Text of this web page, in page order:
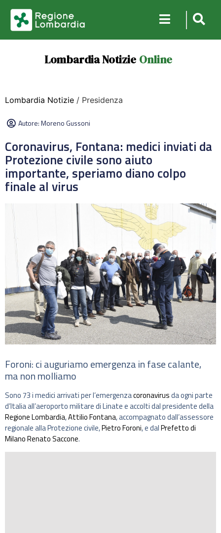
Lombardia Notizie Online
Lombardia Notizie / Presidenza
Autore:Moreno Gussoni
Coronavirus, Fontana: medici inviati da
Protezione civile sono aiuto
importante, speriamo diano colpo
finale al virus
Foroni: ci auguriamo emergenza in fase calante,
ma non molliamo
Sono 73 i medici arrivati per l’emergenzacoronavirusda ogni parte
d’Italia all’aeroporto militare di Linate e accolti dal presidente della
Regione Lombardia,Attilio Fontana, accompagnato dall’assessore
regionale alla Protezione civile,Pietro Foroni, e dalPrefetto di
Milano Renato Saccone.